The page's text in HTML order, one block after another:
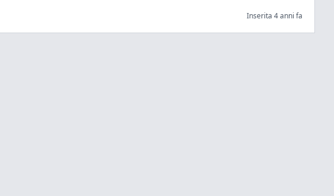
Inserita 4 anni fa